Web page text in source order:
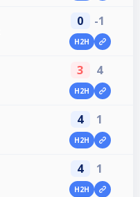
0 -1
H2H
3 4
H2H
4 1
H2H
4 1
H2H